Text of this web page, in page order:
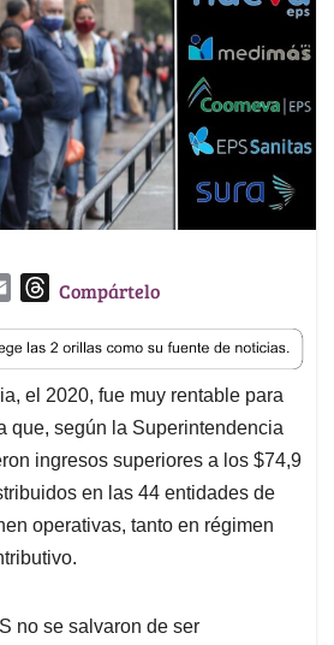
a
i
l
T
r
e
a
d
s
Compártelo
el 2020, fue muy rentable para
que, según la Superintendencia
ingresos superiores a los $74,9
en las 44 entidades de
operativas, tanto en régimen
no se salvaron de ser